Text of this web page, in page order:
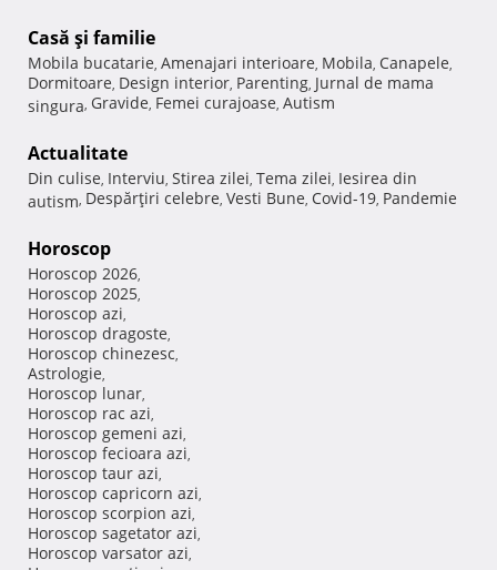
Casă şi familie
Mobila bucatarie, Amenajari interioare, Mobila, Canapele,
Dormitoare, Design interior, Parenting, Jurnal de mama
singura, Gravide, Femei curajoase, Autism
Actualitate
Din culise, Interviu, Stirea zilei, Tema zilei, Iesirea din
autism, Despărţiri celebre, Vesti Bune, Covid-19, Pandemie
Horoscop
Horoscop 2026,
Horoscop 2025,
Horoscop azi,
Horoscop dragoste,
Horoscop chinezesc,
Astrologie,
Horoscop lunar,
Horoscop rac azi,
Horoscop gemeni azi,
Horoscop fecioara azi,
Horoscop taur azi,
Horoscop capricorn azi,
Horoscop scorpion azi,
Horoscop sagetator azi,
Horoscop varsator azi,